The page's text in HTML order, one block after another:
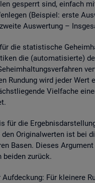
ge­sperrt sind, ein­fach
(Bei­spiel: erste
Aus­wer­tung –
die sta­tis­ti­sche
die (au­to­ma­ti­sier­te)
Run­dung wird jeder Wert
Viel­fa­che
für die
Ori­gi­nal­wer­ten ist bei
Basen. Die­ses
bei­den zu­rück.
Für klei­ne­re